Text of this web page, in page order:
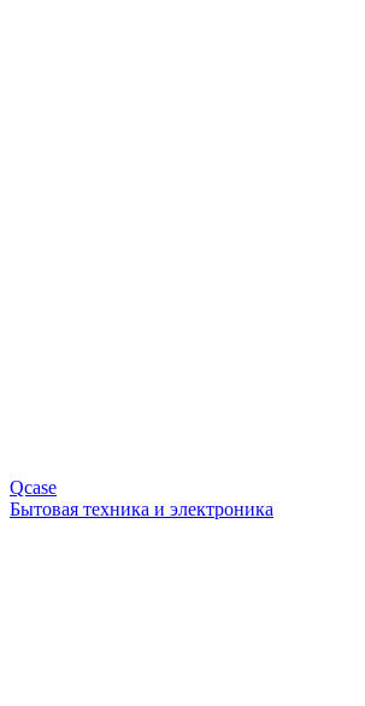
Qcase
Бытовая техника и электроника